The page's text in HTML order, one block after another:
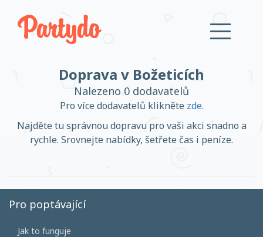
Založit účet
Přihlásit se
Založit účet
Doprava v Božeticích
Nalezeno 0 dodavatelů
Pro více dodavatelů klikněte zde.
Najděte tu správnou dopravu pro vaši akci snadno a
rychle. Srovnejte nabídky, šetřete čas i peníze.
Pro poptávající
Jak to funguje